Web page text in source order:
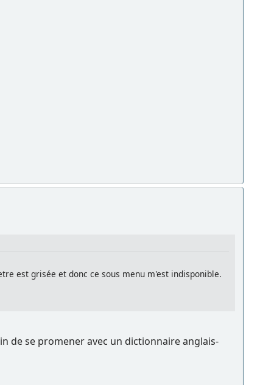
est grisée et donc ce sous menu m'est indisponible.
de se promener avec un dictionnaire anglais-